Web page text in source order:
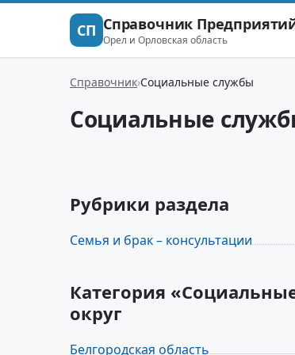
СП Справочник
Орел и Орловская область
Справочник Социальные службы
Социальные
Рубрики раздела
Семья и брак – консультации
Категория
округ
Белгородская область